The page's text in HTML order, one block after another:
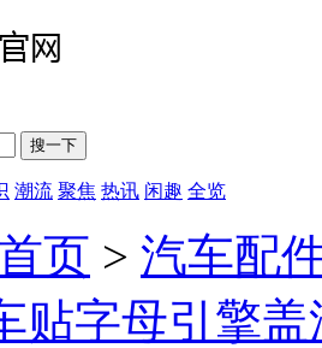
搜一下
潮流 聚焦 热讯 闲趣 全览
页 > 汽车配
贴字母引擎